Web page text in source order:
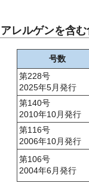
アレルゲンを含む
号数
第228号
2025年5月発行
第140号
2010年10月発行
第116号
2006年10月発行
第106号
2004年6月発行